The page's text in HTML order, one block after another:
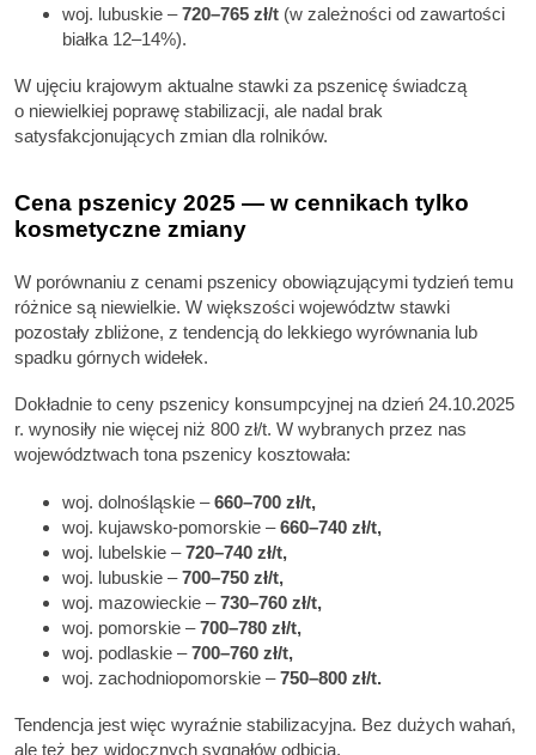
woj. lubuskie –720–765 zł/t (w zależności od zawartości
białka 12–14%).
W ujęciu krajowym aktualne stawki za pszenicę świadczą
o niewielkiej poprawę stabilizacji, ale nadal brak
satysfakcjonujących zmian dla rolników.
Cena pszenicy 2025 — w cennikach tylko
kosmetyczne zmiany
W porównaniu z cenami pszenicy obowiązującymi tydzień temu
różnice są niewielkie. W większości województw stawki
pozostały zbliżone, z tendencją do lekkiego wyrównania lub
spadku górnych widełek.
Dokładnie to ceny pszenicy konsumpcyjnej na dzień 24.10.2025
r. wynosiły nie więcej niż 800 zł/t. W wybranych przez nas
województwach tona pszenicy kosztowała:
woj. dolnośląskie –660–700 zł/t,
woj. kujawsko-pomorskie –660–740 zł/t,
woj. lubelskie –720–740 zł/t,
woj. lubuskie –700–750 zł/t,
woj. mazowieckie –730–760 zł/t,
woj. pomorskie –700–780 zł/t,
woj. podlaskie –700–760 zł/t,
woj. zachodniopomorskie –750–800 zł/t.
Tendencja jest więc wyraźnie stabilizacyjna. Bez dużych wahań,
ale też bez widocznych sygnałów odbicia.